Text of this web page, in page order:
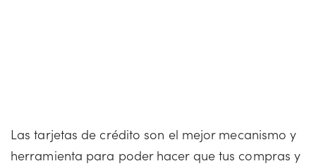
Las tarjetas de crédito son el mejor mecanismo y
herramienta para poder hacer que tus compras y